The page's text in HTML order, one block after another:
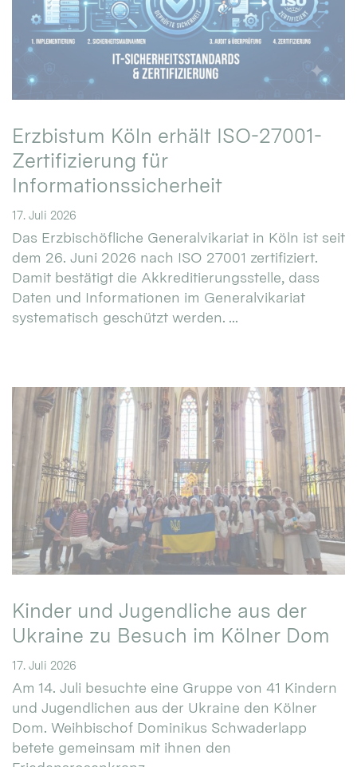
Erzbistum Köln erhält ISO-27001-
Zertifizierung für
Informationssicherheit
17. Juli 2026
Das Erzbischöfliche Generalvikariat in Köln ist seit
dem 26. Juni 2026 nach ISO 27001 zertifiziert.
Damit bestätigt die Akkreditierungsstelle, dass
Daten und Informationen im Generalvikariat
systematisch geschützt werden. ...
Kinder und Jugendliche aus der
Ukraine zu Besuch im Kölner Dom
17. Juli 2026
Am 14. Juli besuchte eine Gruppe von 41 Kindern
und Jugendlichen aus der Ukraine den Kölner
Dom. Weihbischof Dominikus Schwaderlapp
betete gemeinsam mit ihnen den